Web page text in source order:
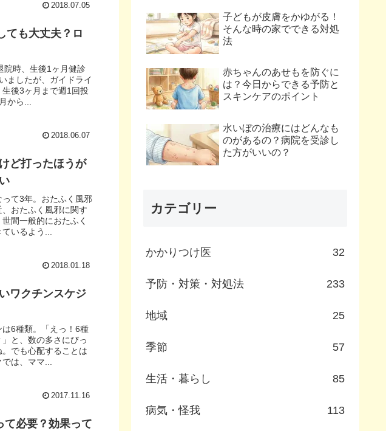
2018.07.05
ても大丈夫？ロ
院時、生後1ヶ月健診
ましたが、ガイドライ
後3ヶ月まで週1回投
から...
2018.06.07
ど打ったほうが
て3年。おたふく風邪
おたふく風邪に関す
間一般的におたふく
いるよう...
2018.01.18
ワクチンスケジ
6種類。「えっ！6種
と、数の多さにびっ
でも心配することは
は、ママ...
2017.11.16
て必要？効果って
子どもが皮膚をかゆがる！
そんな時の家でできる対処
法
赤ちゃんのあせもを防ぐに
は？今日からできる予防と
スキンケアのポイント
水いぼの治療にはどんなも
のがあるの？病院を受診し
た方がいいの？
カテゴリー
かかりつけ医 32
予防・対策・対処法 233
地域 25
季節 57
生活・暮らし 85
病気・怪我 113